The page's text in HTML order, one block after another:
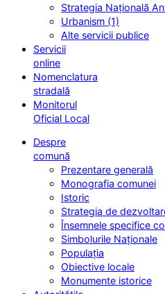
Strategia Națională
Urbanism (1)
Alte servicii publice
Servicii
online
Nomenclatura
stradală
Monitorul
Oficial Local
Despre
comună
Prezentare generală
Monografia comunei
Istoric
Strategia de
Însemnele specifice
Simbolurile Naționale
Populația
Obiective locale
Monumente istorice